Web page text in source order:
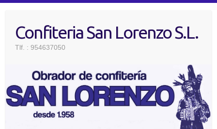
contenidoConfiteria San Lorenzo S.L.
Tlf. : 954637050